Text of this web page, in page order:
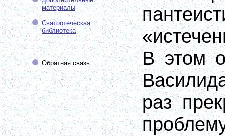
материалы
Святоотеческая
библиотека
Обратная связь
В этом
раз